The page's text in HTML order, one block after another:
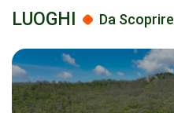
LUOGHI Da Scoprire